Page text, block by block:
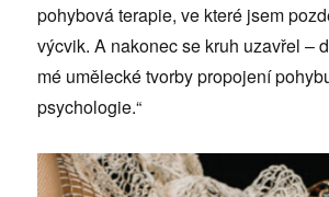
pohybová terapie, ve které jsem
výcvik. A nakonec se kruh uzavřel –
mé umělecké tvorby propojení
psychologie.“